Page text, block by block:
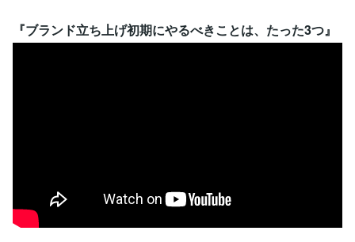
『ブランド立ち上げ初期にやるべきことは、たった3つ』